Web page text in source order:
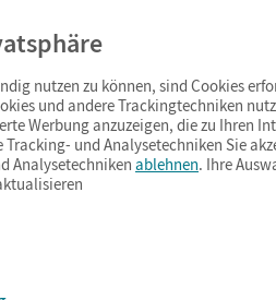
Ab 59,– EUR Bestellwert
(Lieferung in 3–6 Tagen).
nutzen zu können, sind Cookies
und andere Trackingtechniken
Werbung anzuzeigen, die zu Ihren
und Analysetechniken Sie
Analysetechniken ablehnen. Ihre